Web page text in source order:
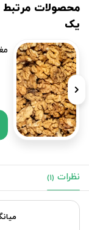
محصولات
یک
نظرات (1)